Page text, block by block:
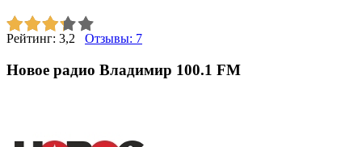
Рейтинг: 3,2 Отзывы: 7
Новое радио Владимир 100.1 FM